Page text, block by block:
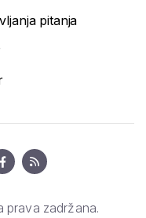
pitanja
prava zadržana.